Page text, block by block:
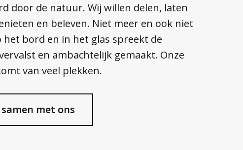
door de natuur. Wij willen delen, laten
en beleven. Niet meer en ook niet
het bord en in het glas spreekt de
en ambachtelijk gemaakt. Onze
van veel plekken.
met ons